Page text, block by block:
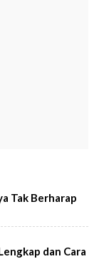
Tak Berharap
dan Cara